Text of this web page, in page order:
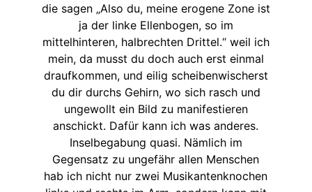
die sagen „Also du, meine erogene Zone ist
ja der linke Ellenbogen, so im
mittelhinteren, halbrechten Drittel.“ weil ich
mein, da musst du doch auch erst einmal
draufkommen, und eilig scheibenwischerst
du dir durchs Gehirn, wo sich rasch und
ungewollt ein Bild zu manifestieren
anschickt. Dafür kann ich was anderes.
Inselbegabung quasi. Nämlich im
Gegensatz zu ungefähr allen Menschen
hab ich nicht nur zwei Musikantenknochen